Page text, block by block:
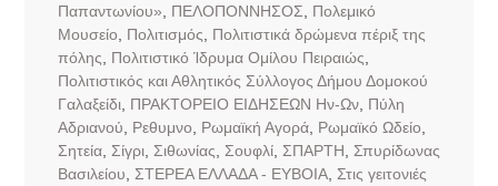
Παπαντωνίου»
ΠΕΛΟΠΟΝΝΗΣΟΣ
Πολεμικό
Μουσείο
Πολιτισμός
Πολιτιστικά δρώμενα πέριξ της
πόλης
Πολιτιστικό Ίδρυμα Ομίλου Πειραιώς
Πολιτιστικός και Αθλητικός Σύλλογος Δήμου Δομοκού
Γαλαξείδι, ΠΡΑΚΤΟΡΕΙΟ ΕΙΔΗΣΕΩΝ Ην-Ων, Πύλη
Αδριανού
Ρεθυμνο Ρωμαϊκή Αγορά, Ρωμαϊκό Ωδείο
Σητεία, Σίγρι, Σιθωνίας Σουφλί, ΣΠΑΡΤΗ
Σπυρίδωνας
Βασιλείου
ΣΤΕΡΕΑ ΕΛΛΑΔΑ - ΕΥΒΟΙΑ, Στις γειτονιές